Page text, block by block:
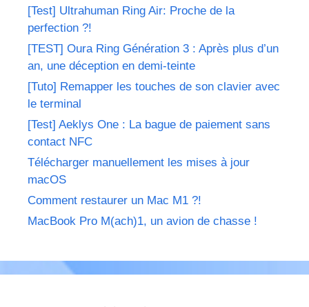
[Test] Ultrahuman Ring Air: Proche de la
perfection ?!
[TEST] Oura Ring Génération 3 : Après plus d’un
an, une déception en demi-teinte
[Tuto] Remapper les touches de son clavier avec
le terminal
[Test] Aeklys One : La bague de paiement sans
contact NFC
Télécharger manuellement les mises à jour
macOS
Comment restaurer un Mac M1 ?!
MacBook Pro M(ach)1, un avion de chasse !